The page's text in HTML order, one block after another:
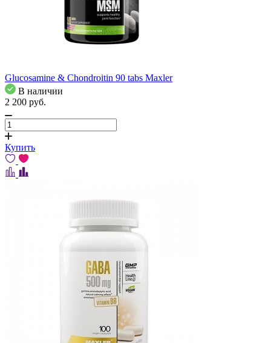
Glucosamine & Chondroitin 90 tabs Maxler
В наличии
2 200 pуб.
Купить